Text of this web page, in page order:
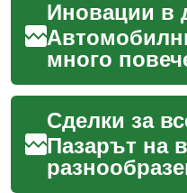
много
кръгли
позволяват
средство
Пазарът на